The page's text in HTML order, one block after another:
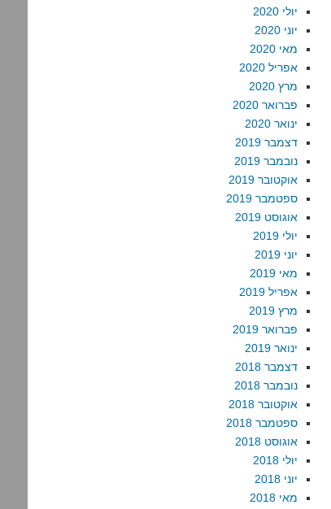
יולי 2020
יוני 2020
מאי 2020
אפריל 2020
מרץ 2020
פברואר 2020
ינואר 2020
דצמבר 2019
נובמבר 2019
אוקטובר 2019
ספטמבר 2019
אוגוסט 2019
יולי 2019
יוני 2019
מאי 2019
אפריל 2019
מרץ 2019
פברואר 2019
ינואר 2019
דצמבר 2018
נובמבר 2018
אוקטובר 2018
ספטמבר 2018
אוגוסט 2018
יולי 2018
יוני 2018
מאי 2018